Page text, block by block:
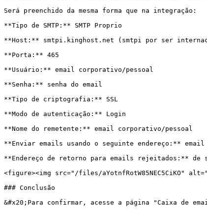
Será preenchido da mesma forma que na integração:
**Tipo de SMTP:** SMTP Proprio
**Host:** smtpi.kinghost.net (smtpi por ser
**Porta:** 465
**Usuário:** email corporativo/pessoal
**Senha:** senha do email
**Tipo de criptografia:** SSL
**Modo de autenticação:** Login
**Nome do remetente:** email corporativo/pessoal
**Enviar emails usando o seguinte endereço:**
**Endereço de retorno para emails rejeitados:** de
<figure><img src="/files/aYotnfRotW85NEC5CiKO"
### Conclusão
&#x20;Para confirmar, acesse a página "Caixa de